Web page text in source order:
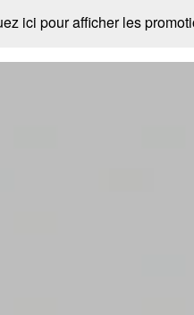
ici pour afficher les